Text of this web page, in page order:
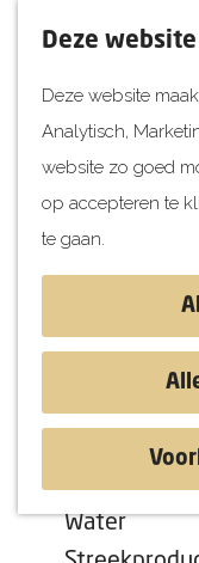
Deze
Deze website
Analytisch,
website zo goed
op accepteren te
te gaan.
m
UITagenda
Morgen
Dit weekend
Kinderen
Jongeren
Ontdekken
Blog & Tips
Stranden
Natuur
Water